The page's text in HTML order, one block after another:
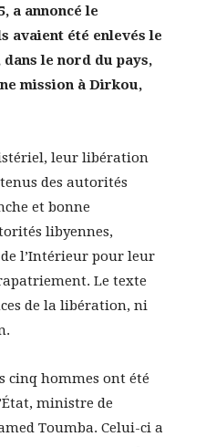
a annoncé le
avaient été enlevés le
dans le nord du pays,
mission à Dirkou,
leur libération
des autorités
et bonne
libyennes,
l’Intérieur pour leur
Le texte
de la libération, ni
cinq hommes ont été
ministre de
Toumba. Celui-ci a